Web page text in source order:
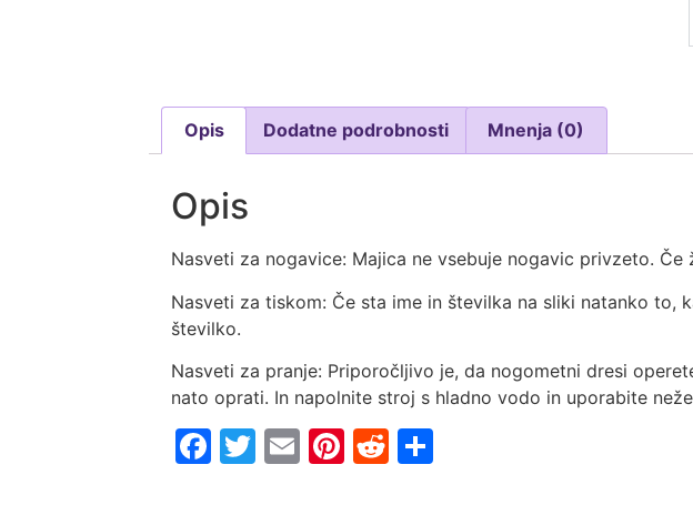
Opis Dodatne podrobnosti Mnenja (0)
Opis
Nasveti za nogavice: Majica ne vsebuje nogavic privzeto.
Nasveti za tiskom: Če sta ime in številka na sliki natanko to,
številko.
Nasveti za pranje: Priporočljivo je, da nogometni dresi
nato oprati. In napolnite stroj s hladno vodo in uporabite
Facebook
Twitter
EmailPinterest
Reddit